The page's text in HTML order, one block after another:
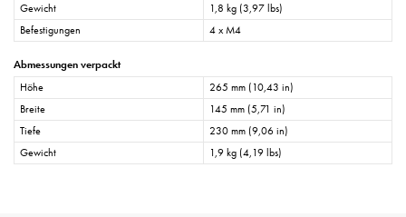
Gewicht
1,8 kg (3,97 lbs)
Befestigungen
4 x M4
Abmessungen verpackt
Höhe
265 mm (10,43 in)
Breite
145 mm (5,71 in)
Tiefe
230 mm (9,06 in)
Gewicht
1,9 kg (4,19 lbs)